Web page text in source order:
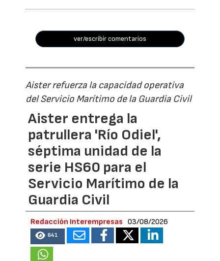
ver/escribir comentarios
Aister refuerza la capacidad operativa
del Servicio Marítimo de la Guardia Civil
Aister entrega la
patrullera 'Río Odiel',
séptima unidad de la
serie HS60 para el
Servicio Marítimo de la
Guardia Civil
Redacción Interempresas 03/08/2026
641